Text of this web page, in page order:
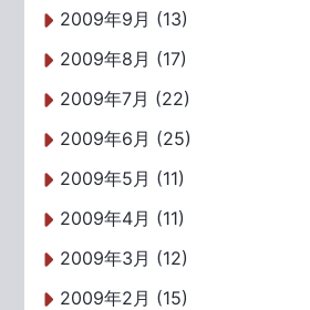
2009年9月 (13)
2009年8月 (17)
2009年7月 (22)
2009年6月 (25)
2009年5月 (11)
2009年4月 (11)
2009年3月 (12)
2009年2月 (15)